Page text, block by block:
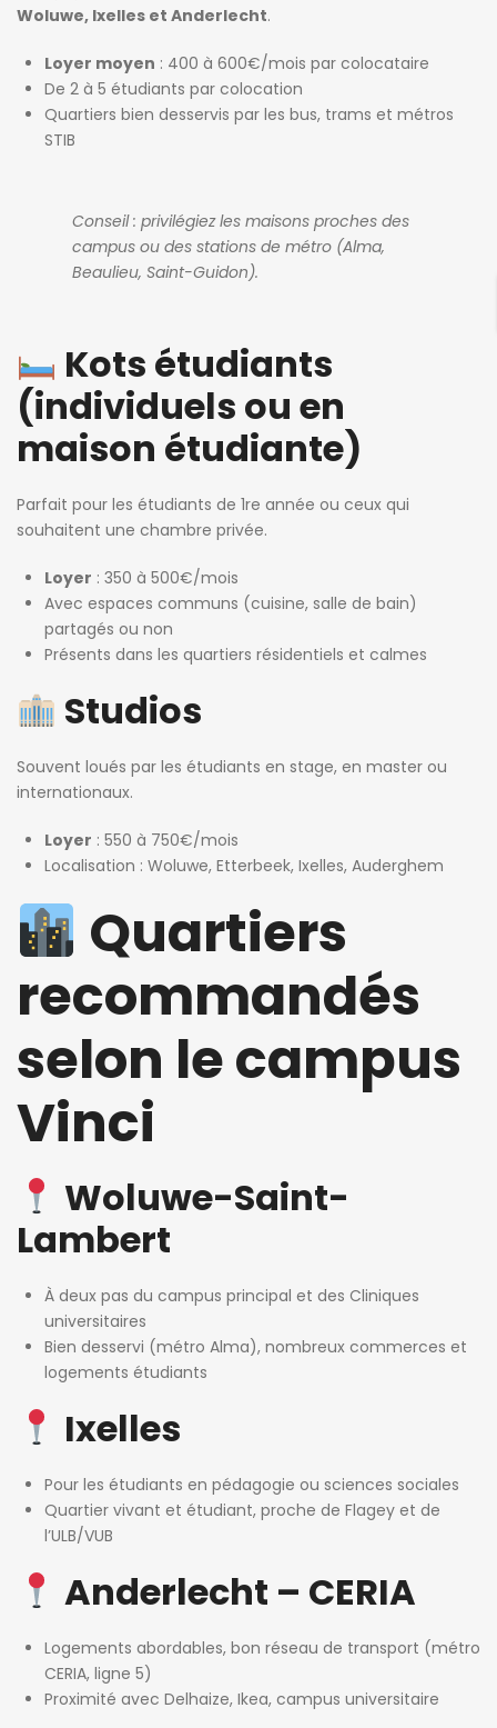
Woluwe, Ixelles et Anderlecht.
Loyer moyen : 400 à 600€/mois par colocataire
De 2 à 5 étudiants par colocation
Quartiers bien desservis par les bus, trams et métros
STIB
Conseil : privilégiez les maisons proches des
campus ou des stations de métro (Alma,
Beaulieu, Saint-Guidon).
Kots étudiants
(individuels ou en
maison étudiante)
Parfait pour les étudiants de 1re année ou ceux qui
souhaitent une chambre privée.
Loyer : 350 à 500€/mois
Avec espaces communs (cuisine, salle de bain)
partagés ou non
Présents dans les quartiers résidentiels et calmes
Studios
Souvent loués par les étudiants en stage, en master ou
internationaux.
Loyer : 550 à 750€/mois
Localisation : Woluwe, Etterbeek, Ixelles, Auderghem
Quartiers
recommandés
selon le campus
Vinci
Woluwe-Saint-
Lambert
À deux pas du campus principal et des Cliniques
universitaires
Bien desservi (métro Alma), nombreux commerces et
logements étudiants
Ixelles
Pour les étudiants en pédagogie ou sciences sociales
Quartier vivant et étudiant, proche de Flagey et de
l’ULB/VUB
Anderlecht – CERIA
Logements abordables, bon réseau de transport (métro
CERIA, ligne 5)
Proximité avec Delhaize, Ikea, campus universitaire